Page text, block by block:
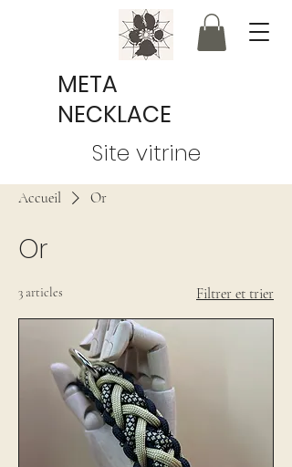
META
NECKLACE
Site vitrine
Accueil Or
Or
3 articles Filtrer et trier